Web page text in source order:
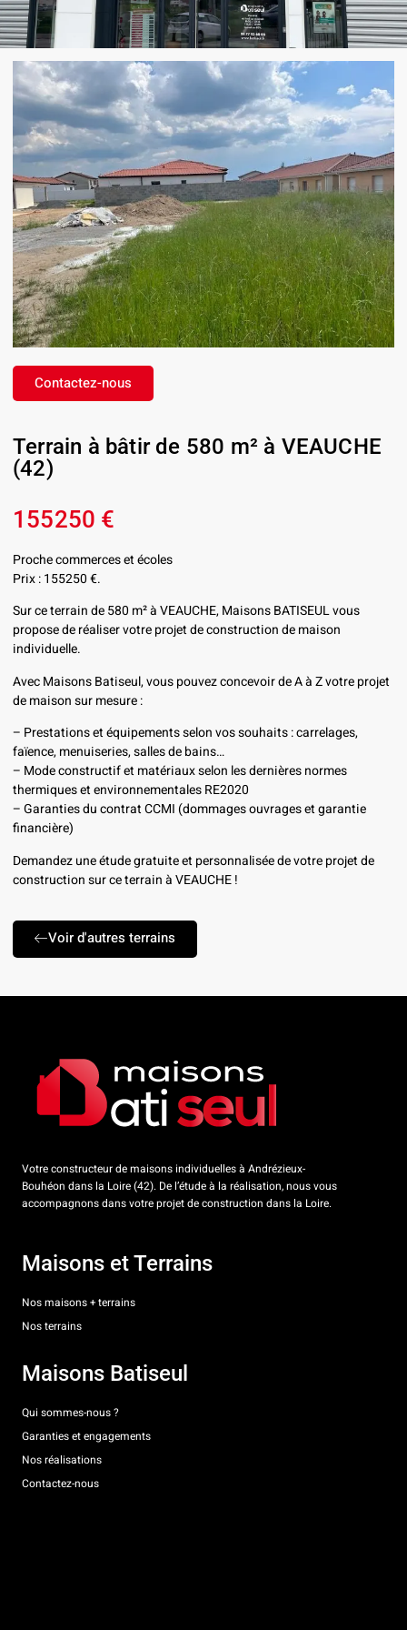
Contactez-nous
Terrain à bâtir de 580 m² à VEAUCHE
(42)
155250 €
Proche commerces et écoles
Prix : 155250 €.
Sur ce terrain de 580 m² à VEAUCHE, Maisons BATISEUL vous
propose de réaliser votre projet de construction de maison
individuelle.
Avec Maisons Batiseul, vous pouvez concevoir de A à Z votre projet
de maison sur mesure :
– Prestations et équipements selon vos souhaits : carrelages,
faïence, menuiseries, salles de bains…
– Mode constructif et matériaux selon les dernières normes
thermiques et environnementales RE2020
– Garanties du contrat CCMI (dommages ouvrages et garantie
financière)
Demandez une étude gratuite et personnalisée de votre projet de
construction sur ce terrain à VEAUCHE !
Voir d'autres terrains
Votre constructeur de maisons individuelles à Andrézieux-
Bouhéon dans la Loire (42). De l’étude à la réalisation, nous vous
accompagnons dans votre projet de construction dans la Loire.
Maisons et Terrains
Nos maisons + terrains
Nos terrains
Maisons Batiseul
Qui sommes-nous ?
Garanties et engagements
Nos réalisations
Contactez-nous